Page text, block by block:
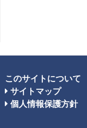
このサイトについて
サイトマップ
個人情報保護方針